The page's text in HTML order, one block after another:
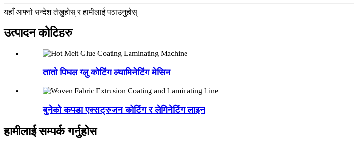
यहाँ आफ्नो सन्देश लेख्नुहोस् र हामीलाई पठाउनुहोस्
उत्पादन कोटिहरु
तातो पिघल ग्लु कोटिंग ल्यामिनेटिंग मेसिन
बुनेको कपडा एक्सट्रुजन कोटिंग र लेमिनेटिंग लाइन
हामीलाई सम्पर्क गर्नुहोस